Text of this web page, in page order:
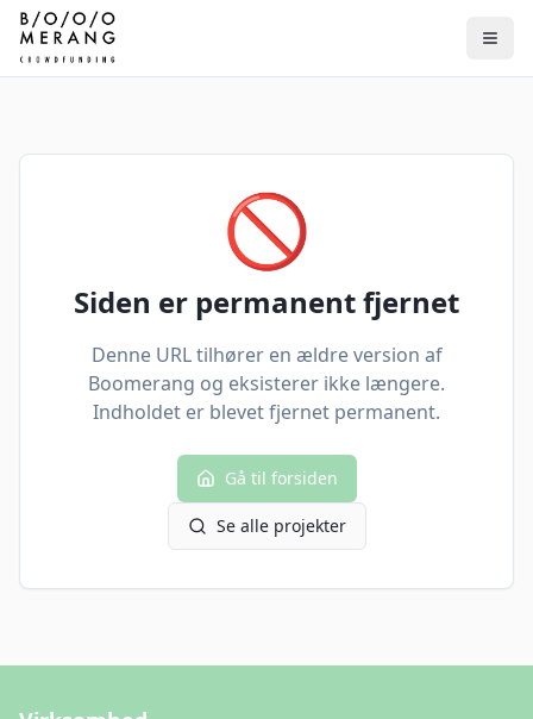
🚫
Siden er permanent fjernet
Denne URL tilhører en ældre version af
Boomerang og eksisterer ikke længere.
Indholdet er blevet fjernet permanent.
Gå til forsiden
Se alle projekter